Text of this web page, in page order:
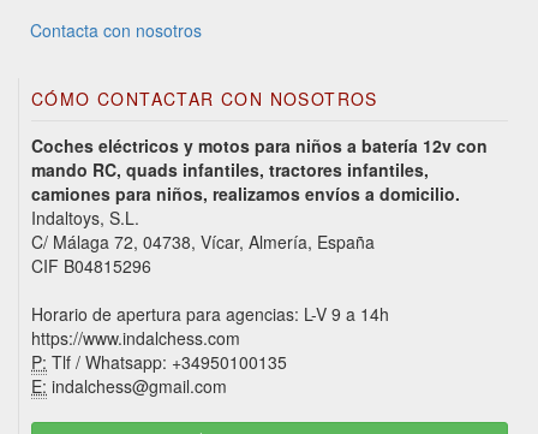
Contacta con nosotros
CÓMO CONTACTAR CON NOSOTROS
Coches eléctricos y motos para niños a batería 12v con
mando RC, quads infantiles, tractores infantiles,
camiones para niños, realizamos envíos a domicilio.
Indaltoys, S.L.
C/ Málaga 72, 04738, Vícar, Almería, España
CIF B04815296
Horario de apertura para agencias: L-V 9 a 14h
https://www.indalchess.com
P: Tlf / Whatsapp: +34950100135
E: indalchess@gmail.com